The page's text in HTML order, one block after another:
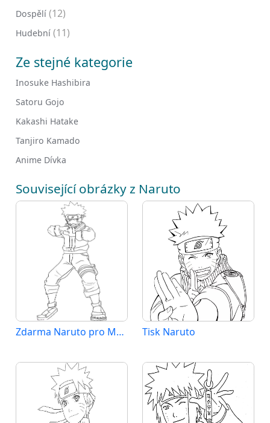
Dospělí (12)
Hudební (11)
Ze stejné kategorie
Inosuke Hashibira
Satoru Gojo
Kakashi Hatake
Tanjiro Kamado
Anime Dívka
Související obrázky z Naruto
Zdarma Naruto pro Malé Děti Tisk Naruto